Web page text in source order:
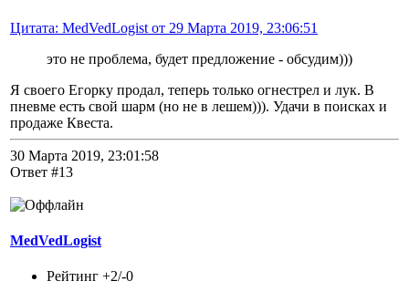
Цитата: MedVedLogist от 29 Марта 2019, 23:06:51
это не проблема, будет предложение - обсудим)))
Я своего Егорку продал, теперь только огнестрел и лук. В
пневме есть свой шарм (но не в лешем))). Удачи в поисках и
продаже Квеста.
30 Марта 2019, 23:01:58
Ответ #13
MedVedLogist
Рейтинг +2/-0